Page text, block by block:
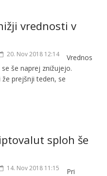
vrednosti v
20. Nov 2018 12:14
Vrednos
še naprej znižujejo.
prejšnji teden, se
sploh še
14. Nov 2018 11:15 Pri